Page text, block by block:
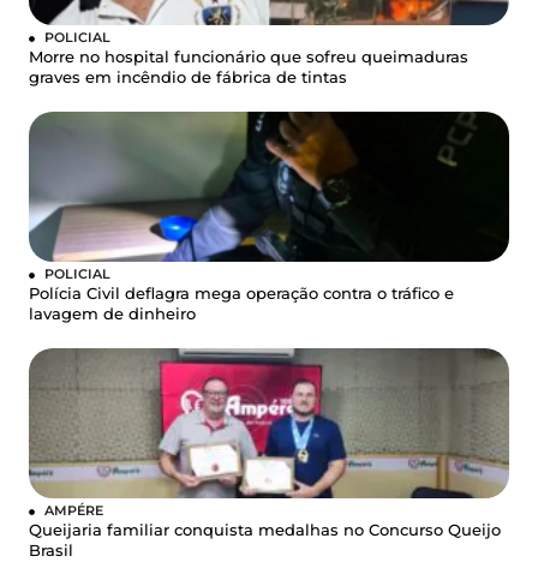
POLICIAL
Morre no hospital funcionário que sofreu queimaduras
graves em incêndio de fábrica de tintas
POLICIAL
Polícia Civil deflagra mega operação contra o tráfico e
lavagem de dinheiro
AMPÉRE
Queijaria familiar conquista medalhas no Concurso Queijo
Brasil